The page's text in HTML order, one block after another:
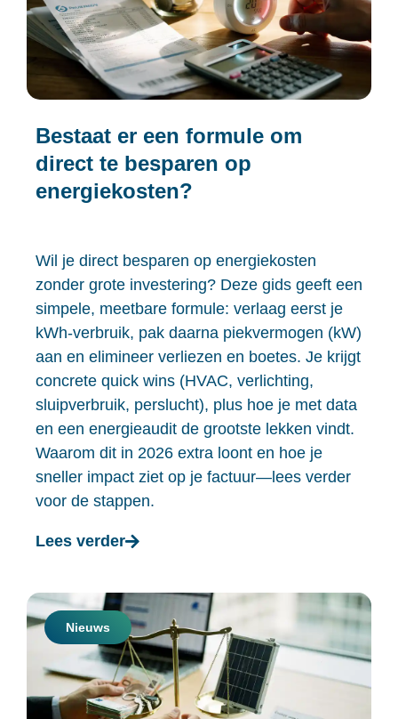
Bestaat er een formule om
direct te besparen op
energiekosten?
Wil je direct besparen op energiekosten
zonder grote investering? Deze gids geeft een
simpele, meetbare formule: verlaag eerst je
kWh-verbruik, pak daarna piekvermogen (kW)
aan en elimineer verliezen en boetes. Je krijgt
concrete quick wins (HVAC, verlichting,
sluipverbruik, perslucht), plus hoe je met data
en een energieaudit de grootste lekken vindt.
Waarom dit in 2026 extra loont en hoe je
sneller impact ziet op je factuur—lees verder
voor de stappen.
Lees verder
Nieuws